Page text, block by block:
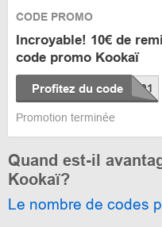
CODE PROMO
Incroyable! 10€ de
code promo Kookaï
Profitez du code
Promotion terminée
Quand est-il
Kookaï?
Le nombre de codes